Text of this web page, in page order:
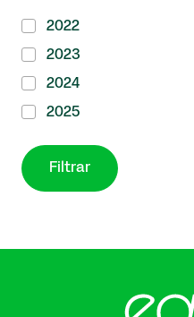
2022
2023
2024
2025
Filtrar